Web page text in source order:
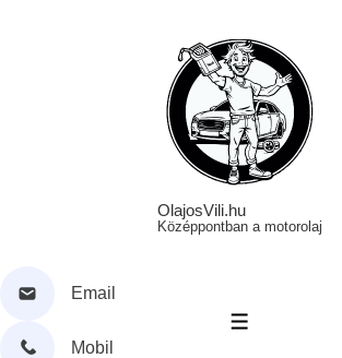
OlajosVili.hu
Középpontban a motorolaj
Email
Mobil
MENÜ